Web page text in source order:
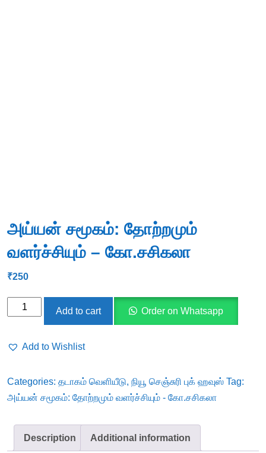
அய்யன் சமூகம்: தோற்றமும்
வளர்ச்சியும் – கோ.சசிகலா
₹250
அய்யன்
வளர்ச்சியும்
கோ.சசிகலா
quantity
Add to cart Order on Whatsapp
Add to Wishlist
Categories: தடாகம் வெளியீடு, நியூ செஞ்சுரி புக் ஹவுஸ் Tag:
அய்யன் சமூகம்: தோற்றமும் வளர்ச்சியும் - கோ.சசிகலா
Description Additional information